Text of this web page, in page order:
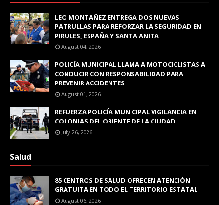
LEO MONTAÑEZ ENTREGA DOS NUEVAS
PATRULLAS PARA REFORZAR LA SEGURIDAD EN
PIRULES, ESPAÑA Y SANTA ANITA
August 04, 2026
POLICÍA MUNICIPAL LLAMA A MOTOCICLISTAS A
CONDUCIR CON RESPONSABILIDAD PARA
PREVENIR ACCIDENTES
August 01, 2026
REFUERZA POLICÍA MUNICIPAL VIGILANCIA EN
COLONIAS DEL ORIENTE DE LA CIUDAD
July 26, 2026
Salud
85 CENTROS DE SALUD OFRECEN ATENCIÓN
GRATUITA EN TODO EL TERRITORIO ESTATAL
August 06, 2026